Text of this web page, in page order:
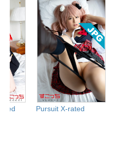
Pursuit X-rated